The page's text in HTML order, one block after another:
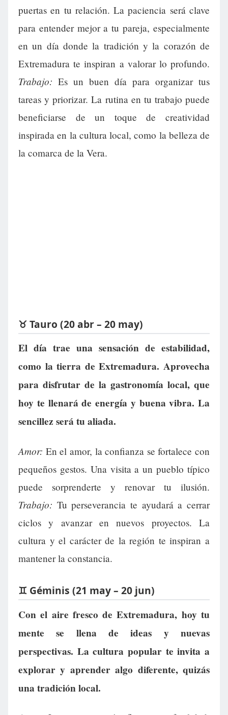
puertas en tu relación. La paciencia será clave
para entender mejor a tu pareja, especialmente
en un día donde la tradición y la corazón de
Extremadura te inspiran a valorar lo profundo.
Trabajo: Es un buen día para organizar tus
tareas y priorizar. La rutina en tu trabajo puede
beneficiarse de un toque de creatividad
inspirada en la cultura local, como la belleza de
la comarca de la Vera.
♉ Tauro (20 abr – 20 may)
El día trae una sensación de estabilidad,
como la tierra de Extremadura. Aprovecha
para disfrutar de la gastronomía local, que
hoy te llenará de energía y buena vibra. La
sencillez será tu aliada.
Amor: En el amor, la confianza se fortalece con
pequeños gestos. Una visita a un pueblo típico
puede sorprenderte y renovar tu ilusión.
Trabajo: Tu perseverancia te ayudará a cerrar
ciclos y avanzar en nuevos proyectos. La
cultura y el carácter de la región te inspiran a
mantener la constancia.
♊ Géminis (21 may – 20 jun)
Con el aire fresco de Extremadura, hoy tu
mente se llena de ideas y nuevas
perspectivas. La cultura popular te invita a
explorar y aprender algo diferente, quizás
una tradición local.